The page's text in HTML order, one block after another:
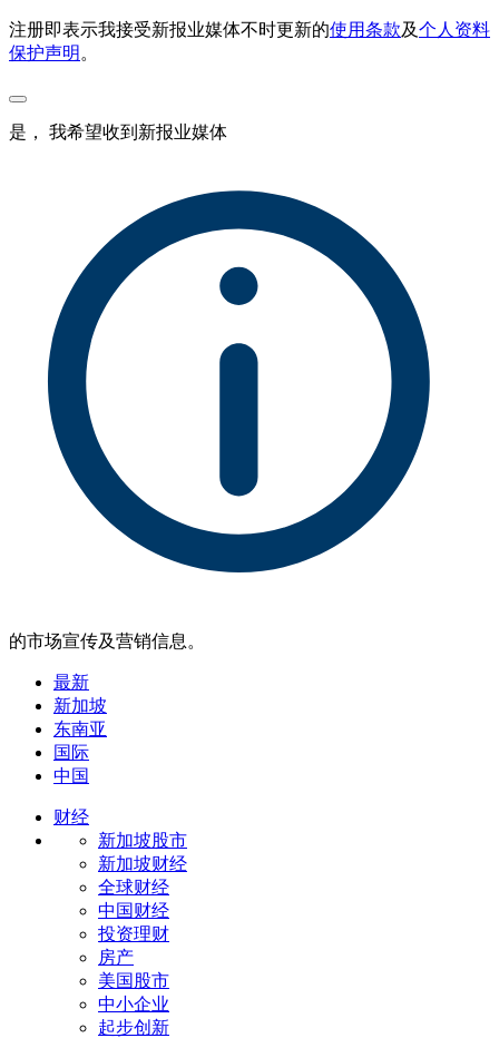
注册即表示我接受新报业媒体不时更新的使用条款及个人资料
保护声明 。
是， 我希望收到新报业媒体
的市场宣传及营销信息。
最新
新加坡
东南亚
国际
中国
财经
新加坡股市
新加坡财经
全球财经
中国财经
投资理财
房产
美国股市
中小企业
起步创新